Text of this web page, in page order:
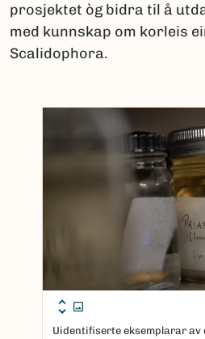
prosjektet òg bidra til å
med kunnskap om korleis
Scalidophora.
Uidentifiserte eksemplarar av